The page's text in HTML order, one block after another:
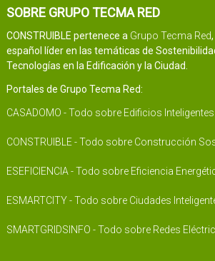
SOBRE GRUPO TECMA RED
CONSTRUIBLE pertenece a Grupo Tecma Red
español líder en las temáticas de
Tecnologías en la Edificación y la Ciudad.
Portales de Grupo Tecma Red:
CASADOMO - Todo sobre Edificios Inteligentes
CONSTRUIBLE - Todo sobre Construcción
ESEFICIENCIA - Todo sobre Eficiencia
ESMARTCITY - Todo sobre Ciudades
SMARTGRIDSINFO - Todo sobre Redes